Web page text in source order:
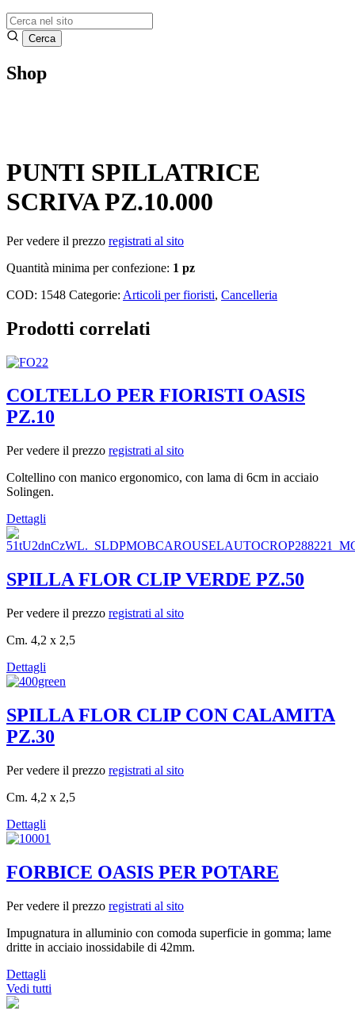
Shop
PUNTI SPILLATRICE
SCRIVA PZ.10.000
Per vedere il prezzo registrati al sito
Quantità minima per confezione: 1 pz
COD: 1548 Categorie: Articoli per fioristi, Cancelleria
Prodotti correlati
COLTELLO PER FIORISTI OASIS
PZ.10
Per vedere il prezzo registrati al sito
Coltellino con manico ergonomico, con lama di 6cm in acciaio
Solingen.
Dettagli
SPILLA FLOR CLIP VERDE PZ.50
Per vedere il prezzo registrati al sito
Cm. 4,2 x 2,5
Dettagli
SPILLA FLOR CLIP CON CALAMITA
PZ.30
Per vedere il prezzo registrati al sito
Cm. 4,2 x 2,5
Dettagli
FORBICE OASIS PER POTARE
Per vedere il prezzo registrati al sito
Impugnatura in alluminio con comoda superficie in gomma; lame
dritte in acciaio inossidabile di 42mm.
Dettagli
Vedi tutti